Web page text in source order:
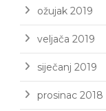
ožujak 2019
veljača 2019
siječanj 2019
prosinac 2018